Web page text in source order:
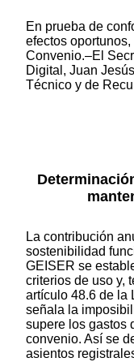
En prueba de
efectos
Convenio.–El
Digital, Juan
Técnico y de
La contribución
sostenibilidad
GEISER se
criterios de uso y,
artículo 48.6 de la
señala la
supere los gastos
convenio. Así se
asientos